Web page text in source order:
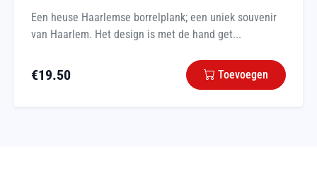
Een heuse Haarlemse borrelplank; een uniek souvenir
van Haarlem. Het design is met de hand get...
€19.50 Toevoegen